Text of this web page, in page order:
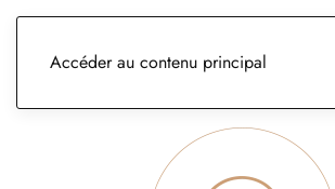
Accéder au contenu principal
CONTACTEZ NOUS